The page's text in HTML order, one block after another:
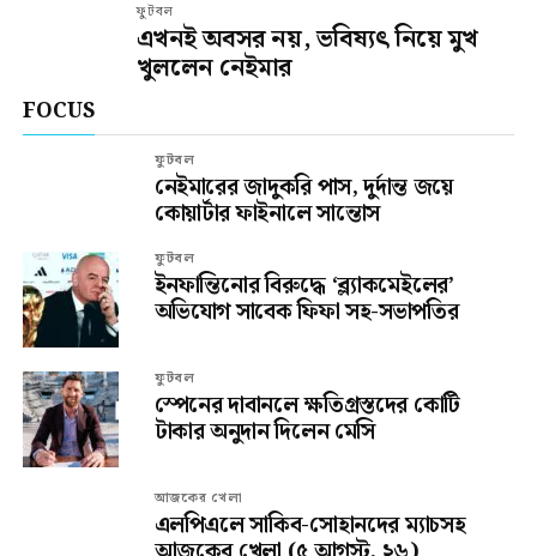
ফুটবল
এখনই অবসর নয়, ভবিষ্যৎ নিয়ে মুখ
খুললেন নেইমার
FOCUS
ফুটবল
নেইমারের জাদুকরি পাস, দুর্দান্ত জয়ে
কোয়ার্টার ফাইনালে সান্তোস
ফুটবল
ইনফান্তিনোর বিরুদ্ধে ‘ব্ল্যাকমেইলের’
অভিযোগ সাবেক ফিফা সহ-সভাপতির
ফুটবল
স্পেনের দাবানলে ক্ষতিগ্রস্তদের কোটি
টাকার অনুদান দিলেন মেসি
আজকের খেলা
এলপিএলে সাকিব-সোহানদের ম্যাচসহ